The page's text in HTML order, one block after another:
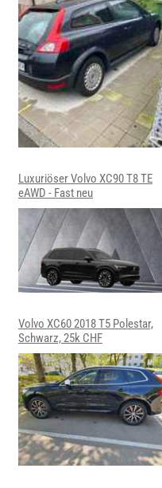
Luxuriöser Volvo XC90 T8 TE
eAWD - Fast neu
Volvo XC60 2018 T5 Polestar,
Schwarz, 25k CHF